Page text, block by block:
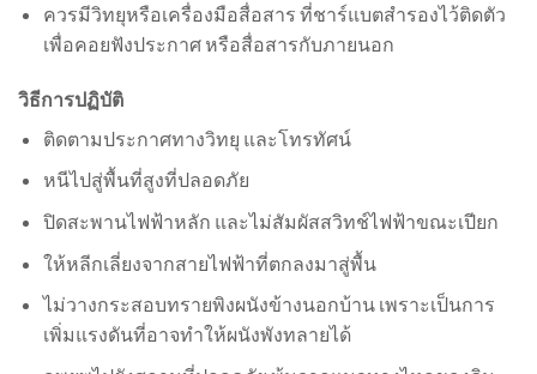
ควรมีวิทยุหรือเครื่องมือสื่อสาร ที่ชาร์แบตสำรองไว้ติดตัว
เพื่อคอยฟังประกาศ หรือสื่อสารกับภายนอก
วิธีการปฏิบัติ
ติดตามประกาศทางวิทยุ และโทรทัศน์
หนีไปสู่พื้นที่สูงที่ปลอดภัย
ปิดสะพานไฟฟ้าหลัก และไม่สัมผัสสวิทช์ไฟฟ้าขณะเปียก
ให้หลีกเลี่ยงจากสายไฟฟ้าที่ตกลงมาสู่พื้น
ไม่วางกระสอบทรายพิงผนังข้างนอกบ้าน เพราะเป็นการ
เพิ่มแรงดันที่อาจทำให้ผนังพังทลายได้